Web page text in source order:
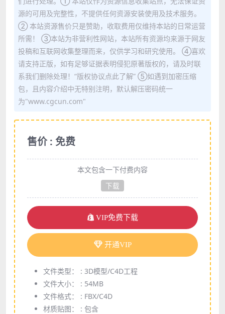
源的可用及完整性，不提供任何资源安装使用及技术服务。
② 本站资源售价只是赞助，收取费用仅维持本站的日常运营
所需！ ③本站为非营利性网站，本站所有资源均来源于网友
投稿和互联网收集整理而来，仅供学习和研究使用。 ④喜欢
请支持正版，如有足够证据表明侵犯原著版权的，请及时联
系我们删除处理！“版权协议点此了解” ⑤如遇到加密压缩
包，且内容介绍中无特别注明，默认解压密码统一
为"www.cgcun.com"
售价 : 免费
本文包含一下付费内容
下载
VIP免费下载
开通VIP
文件类型： : 3D模型/C4D工程
文件大小： : 54MB
文件格式： : FBX/C4D
材质贴图： : 包含